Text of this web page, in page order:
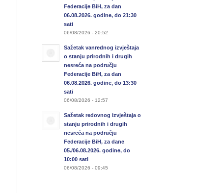
Federacije BiH, za dan
06.08.2026. godine, do 21:30
sati
06/08/2026 - 20:52
Sažetak vanrednog izvještaja
o stanju prirodnih i drugih
nesreća na području
Federacije BiH, za dan
06.08.2026. godine, do 13:30
sati
06/08/2026 - 12:57
Sažetak redovnog izvještaja o
stanju prirodnih i drugih
nesreća na području
Federacije BiH, za dane
05./06.08.2026. godine, do
10:00 sati
06/08/2026 - 09:45